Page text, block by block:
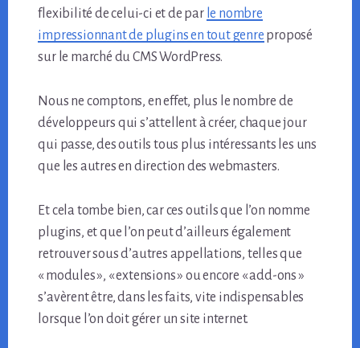
flexibilité de celui-ci et de par le nombre
impressionnant de plugins en tout genre proposé
sur le marché du CMS WordPress.
Nous ne comptons, en effet, plus le nombre de
développeurs qui s’attellent à créer, chaque jour
qui passe, des outils tous plus intéressants les uns
que les autres en direction des webmasters.
Et cela tombe bien, car ces outils que l’on nomme
plugins, et que l’on peut d’ailleurs également
retrouver sous d’autres appellations, telles que
« modules », « extensions » ou encore « add-ons »
s’avèrent être, dans les faits, vite indispensables
lorsque l’on doit gérer un site internet.